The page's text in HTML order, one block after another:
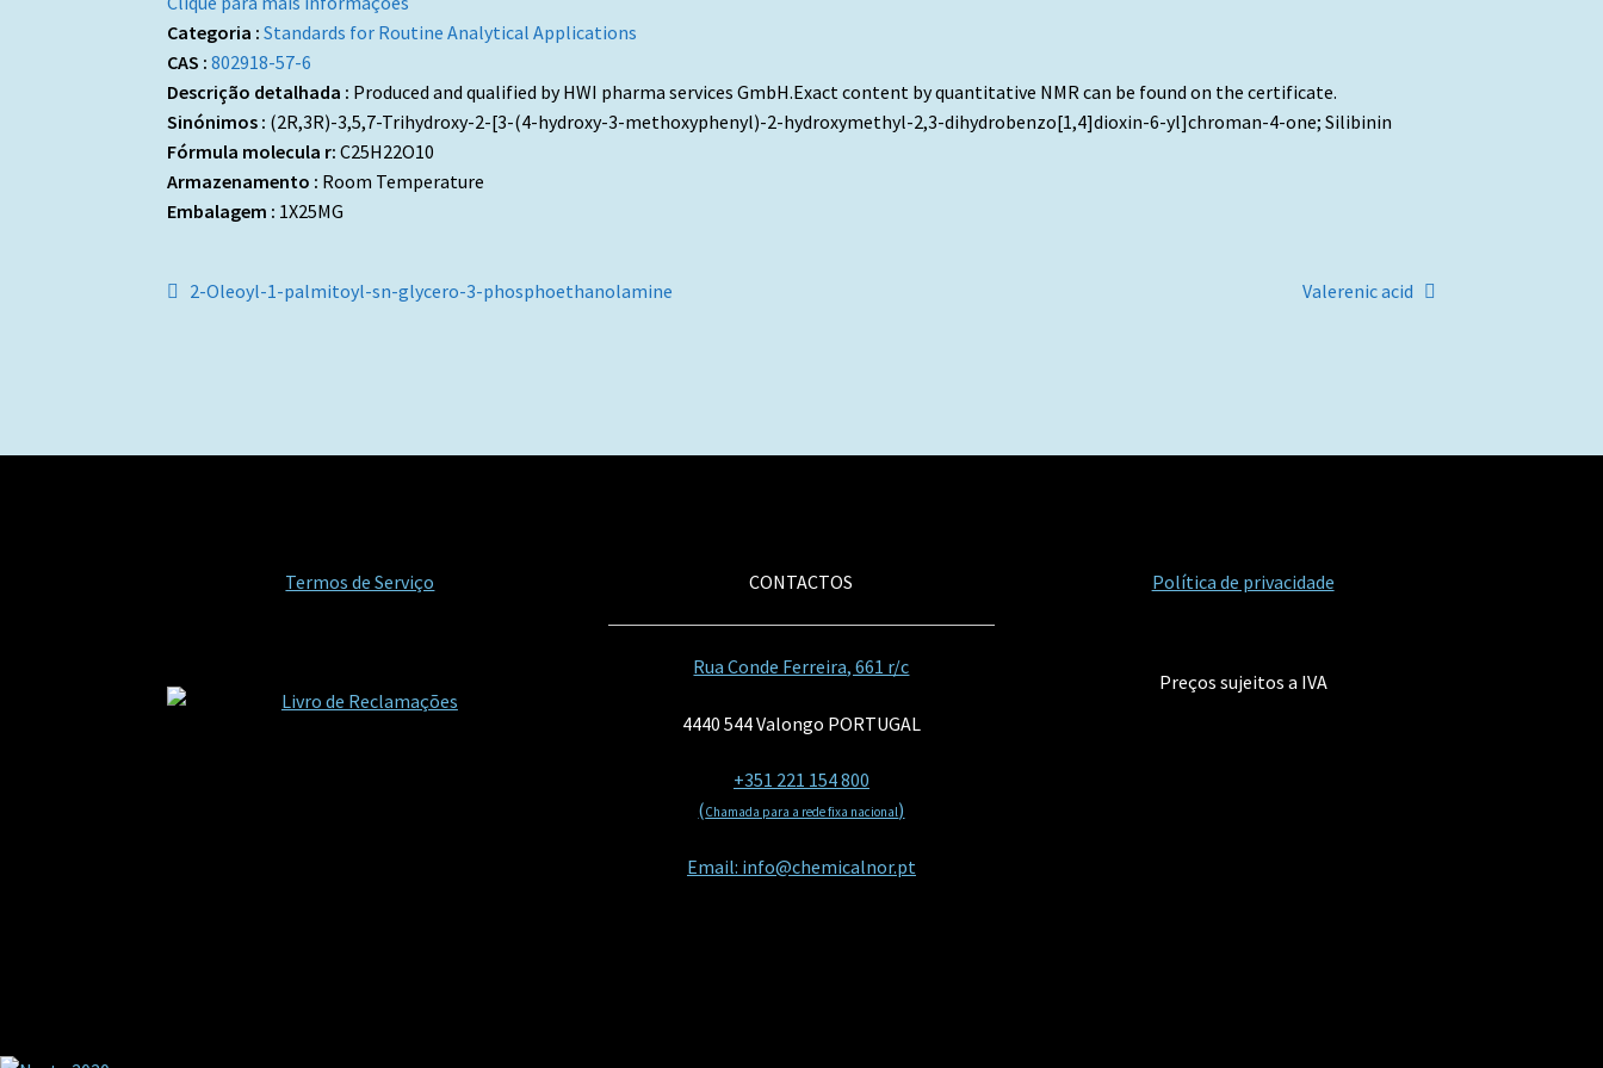
Categoria :Standards for Routine Analytical Applications
CAS :802918-57-6
Descrição detalhada : Produced and qualified by HWI pharma services GmbH.Exact content by quantitative NMR can be found on the certificate.
Sinónimos : (2R,3R)-3,5,7-Trihydroxy-2-[3-(4-hydroxy-3-methoxyphenyl)-2-hydroxymethyl-2,3-dihydrobenzo[1,4]dioxin-6-yl]chroman-4-one; Silibinin
Fórmula molecula r:C25H22O10
Armazenamento : Room Temperature
Embalagem : 1X25MG
Navegação
Artigo
2-Oleoyl-1-palmitoyl-sn-glycero-3-phosphoethanolamine
Artigo
Valerenic acid
Termos de Serviço CONTACTOS
Rua Conde Ferreira, 661 r/c
4440 544 Valongo PORTUGAL
+351 221 154 800
(Chamada para a rede fixa nacional)
Email: info@chemicalnor.pt
Política de privacidade
Preços sujeitos a IVA